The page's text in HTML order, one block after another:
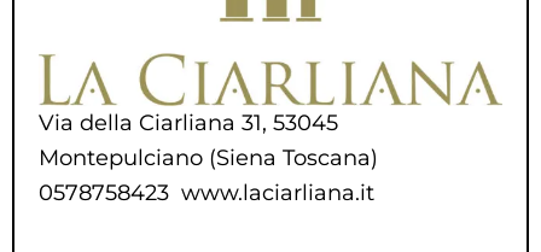
Via della Ciarliana 31, 53045
Montepulciano (Siena Toscana)
0578758423 www.laciarliana.it